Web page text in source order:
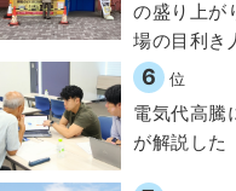
の盛り上が
場の目利き
6 位
電気代高騰
が解説した